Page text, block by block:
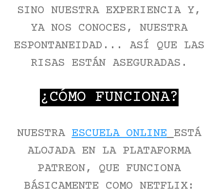
SINO NUESTRA EXPERIENCIA Y,
YA NOS CONOCES, NUESTRA
ESPONTANEIDAD... ASÍ QUE LAS
RISAS ESTÁN ASEGURADAS.
¿CÓMO FUNCIONA?
NUESTRA ESCUELA ONLINE ESTÁ
ALOJADA EN LA PLATAFORMA
PATREON, QUE FUNCIONA
BÁSICAMENTE COMO NETFLIX: